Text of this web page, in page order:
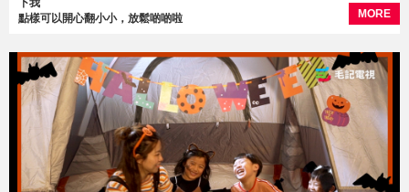
下我
點樣可以開心翻小小，放鬆啲啲啦
MORE